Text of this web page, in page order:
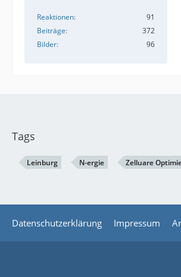
Reaktionen
91
Beiträge
372
Bilder
96
Tags
Leinburg N-ergie Zelluare
Datenschutzerklärung Impressum